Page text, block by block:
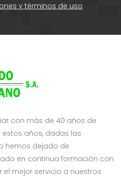
y términos de uso
con más de 40 años de
estos años, dadas las
hemos dejado de
en continua formación con
mejor servicio a nuestros